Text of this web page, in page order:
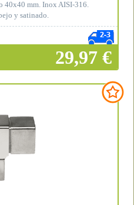
40x40 mm. Inox AISI-316.
y satinado.
29,97 €